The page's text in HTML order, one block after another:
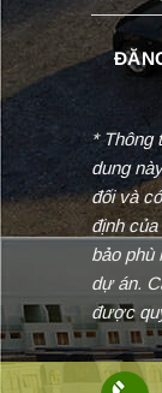
* Thông
dung
đối và
định
bảo phù
dự án.
được